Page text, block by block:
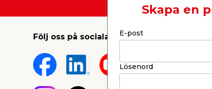
Följ oss på sociala medier
Skapa en
E-post
Lösenord